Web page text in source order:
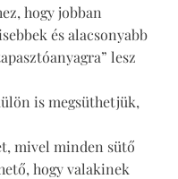
hogy jobban
és alacsonyabb
lesz
is megsüthetjük,
mivel minden sütő
hogy valakinek